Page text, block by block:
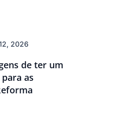
2026
de ter um
as